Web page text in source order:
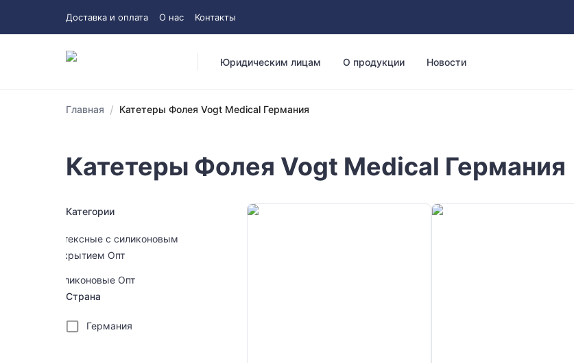
Доставка и оплата О нас Контакты
Юридическим лицам О продукции Новости
Главная / Катетеры Фолея Vogt Medical Германия
Катетеры Фолея Vogt Medical Германия
Категории
Латексные с силиконовым
покрытием Опт
Силиконовые Опт
Страна
Германия